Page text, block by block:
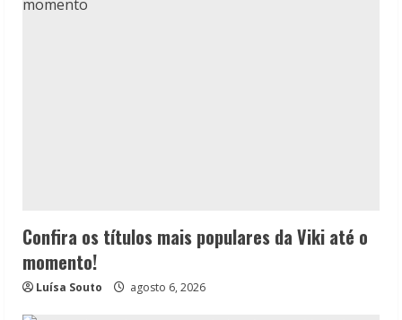
Confira os títulos mais populares da Viki até o
momento!
Luísa Souto agosto 6, 2026